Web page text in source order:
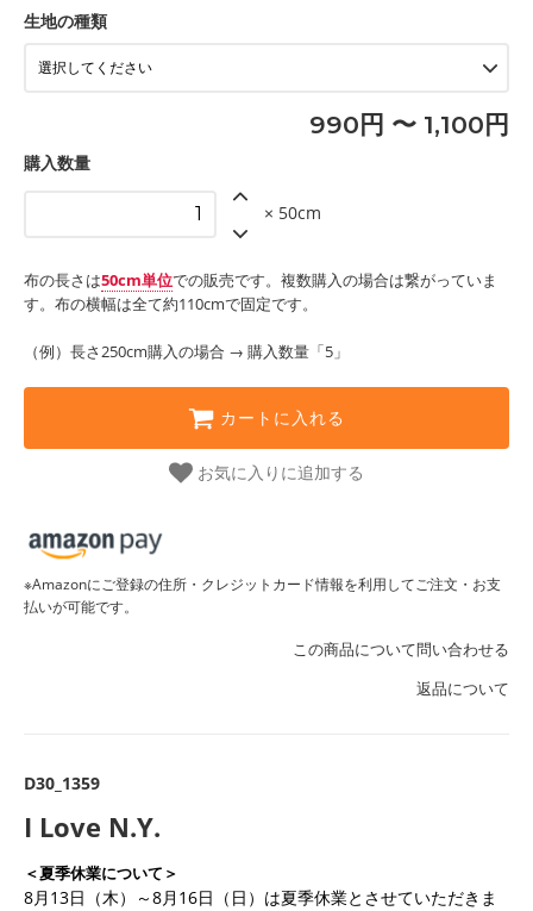
もっと詳しく見る
・工作用エプロン
もっと詳しく見る
生地の種類
990円 〜 1,100円
購入数量
× 50cm
布の長さは50cm単位での販売です。複数購入の場合は繋がっていま
す。布の横幅は全て約110cmで固定です。
（例）長さ250cm購入の場合 → 購入数量「5」
カートに入れる
お気に入りに追加する
※Amazonにご登録の住所・クレジットカード情報を利用してご注文・お支
払いが可能です。
この商品について問い合わせる
返品について
D30_1359
I Love N.Y.
＜夏季休業について＞
8月13日（木）～8月16日（日）は夏季休業とさせていただきま